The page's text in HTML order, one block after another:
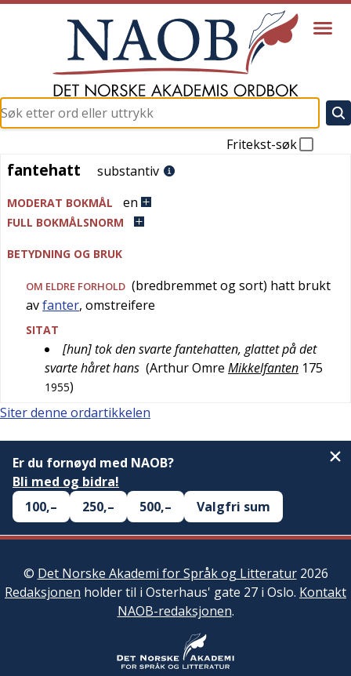
Fritekst-søk
fantehatt
fantehatt substantiv
MODERAT BOKMÅL en
FULL BOKMÅLSNORM
BETYDNING OG BRUK
OM ELDRE FORHOLD (bredbremmet og sort) hatt brukt
avfanter, omstreifere
SITAT
[hun] tok den svarte fantehatten, glattet på det
svarte håret hans (Arthur Omre Mikkelfanten 175
1955)
Siter denne ordartikkelen
Er du fornøyd med NAOB?
Bli med og bidra!
100,–
250,– 500,– Valgfri sum
© Det Norske Akademi for Språk og Litteratur2026
Redaksjonen holder til i Osterhaus' gate 27 i Oslo. Kontakt
NAOB-redaksjonen.